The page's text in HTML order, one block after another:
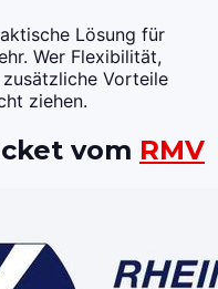
Lösung für
Wer Flexibilität,
Vorteile
ziehen.
vom RMV